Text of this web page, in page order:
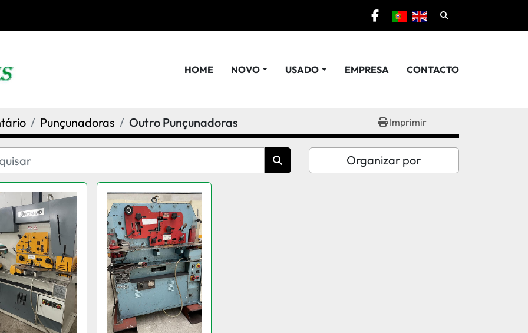
facebook Pesquisar
HOME NOVO USADO EMPRESA CONTACTO
Punçunadoras Outro Punçunadoras Imprimir
Organizar por